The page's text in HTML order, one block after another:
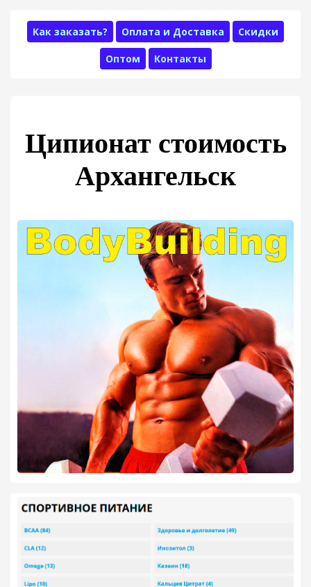
Как заказать? Оплата и Доставка Скидки
Оптом Контакты
Ципионат стоимость
Архангельск